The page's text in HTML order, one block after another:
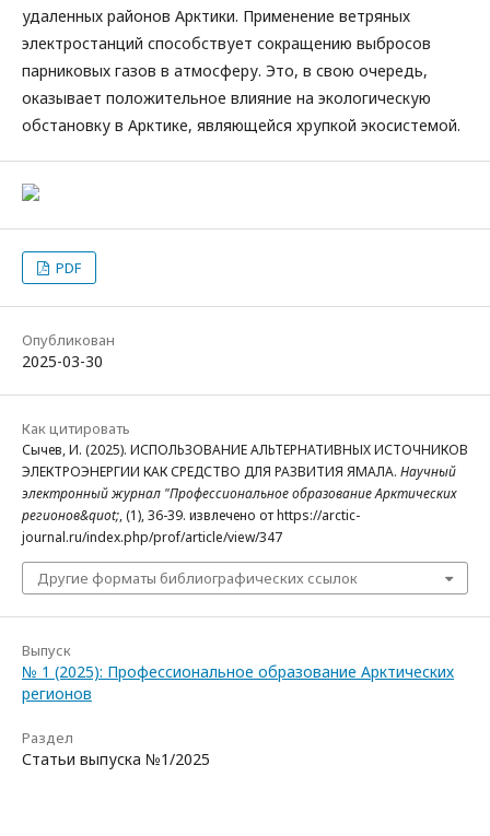
удаленных районов Арктики. Применение ветряных
электростанций способствует сокращению выбросов
парниковых газов в атмосферу. Это, в свою очередь,
оказывает положительное влияние на экологическую
обстановку в Арктике, являющейся хрупкой экосистемой.
PDF
Опубликован
2025-03-30
Как цитировать
Сычев, И. (2025). ИСПОЛЬЗОВАНИЕ АЛЬТЕРНАТИВНЫХ ИСТОЧНИКОВ
ЭЛЕКТРОЭНЕРГИИ КАК СРЕДСТВО ДЛЯ РАЗВИТИЯ ЯМАЛА. Научный
электронный журнал "Профессиональное образование Арктических
регионов&quot;, (1), 36-39. извлечено от https://arctic-
journal.ru/index.php/prof/article/view/347
Другие форматы библиографических ссылок
Выпуск
№ 1 (2025): Профессиональное образование Арктических
регионов
Раздел
Статьи выпуска №1/2025